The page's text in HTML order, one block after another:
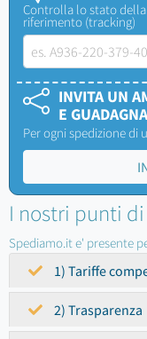
Controlla lo stato
riferimento (tracking)
INVITA UN
E
Per ogni spedizione di
I nostri punti
Spediamo.it e' presente
1) Tariffe
2) Trasparenza